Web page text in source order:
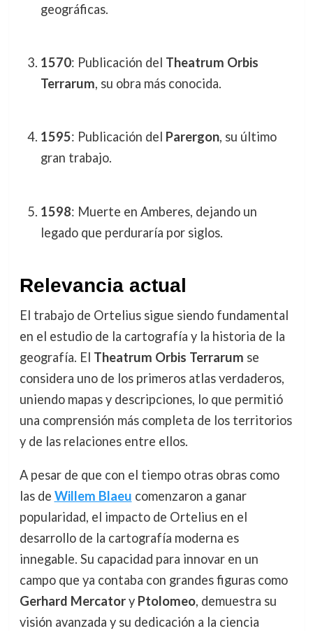
geográficas.
1570: Publicación del Theatrum Orbis
Terrarum, su obra más conocida.
1595: Publicación del Parergon, su último
gran trabajo.
1598: Muerte en Amberes, dejando un
legado que perduraría por siglos.
Relevancia actual
El trabajo de Ortelius sigue siendo fundamental
en el estudio de la cartografía y la historia de la
geografía. El Theatrum Orbis Terrarum se
considera uno de los primeros atlas verdaderos,
uniendo mapas y descripciones, lo que permitió
una comprensión más completa de los territorios
y de las relaciones entre ellos.
A pesar de que con el tiempo otras obras como
las de Willem Blaeu comenzaron a ganar
popularidad, el impacto de Ortelius en el
desarrollo de la cartografía moderna es
innegable. Su capacidad para innovar en un
campo que ya contaba con grandes figuras como
Gerhard Mercatory Ptolomeo, demuestra su
visión avanzada y su dedicación a la ciencia